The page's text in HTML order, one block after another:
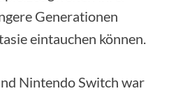
Generationen
eintauchen können.
Nintendo Switch war